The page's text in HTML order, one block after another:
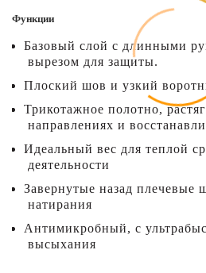
Функции
Базовый слой с длинными
вырезом для защиты.
Плоский шов и узкий
Трикотажное полотно,
направлениях и
Идеальный вес для теплой
деятельности
Завернутые назад плечевые
натирания
Антимикробный, с
высыхания